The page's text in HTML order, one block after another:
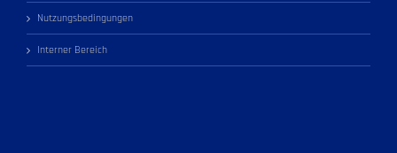
Nutzungsbedingungen
Interner Bereich